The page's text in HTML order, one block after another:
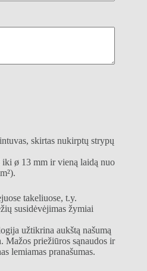
skirtas nukirptų strypų
ø 13 mm ir vieną laidą nuo
takeliuose, t.y.
susidėvėjimas žymiai
užtikrina aukštą našumą
priežiūros sąnaudos ir
lemiamas pranašumas.